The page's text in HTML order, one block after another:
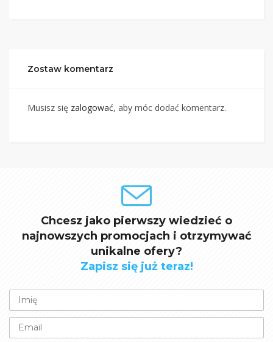
Zostaw komentarz
Musisz się zalogować, aby móc dodać komentarz.
Chcesz jako pierwszy wiedzieć o
najnowszych promocjach i otrzymywać
unikalne ofery?
Zapisz się już teraz!